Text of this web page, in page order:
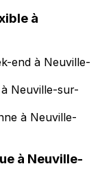
à
end à Neuville-
Neuville-sur-
à Neuville-
à Neuville-